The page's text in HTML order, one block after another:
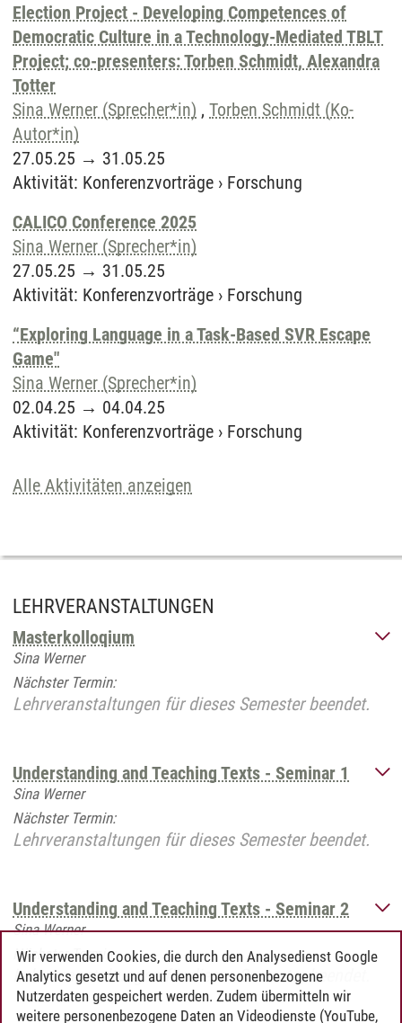
Election Project - Developing Competences of
Democratic Culture in a Technology-Mediated TBLT
Project; co-presenters: Torben Schmidt, Alexandra
Totter
Sina Werner (Sprecher*in) , Torben Schmidt (Ko-
Autor*in)
27.05.25 → 31.05.25
Aktivität: Konferenzvorträge › Forschung
CALICO Conference 2025
Sina Werner (Sprecher*in)
27.05.25 → 31.05.25
Aktivität: Konferenzvorträge › Forschung
“Exploring Language in a Task-Based SVR Escape
Game"
Sina Werner (Sprecher*in)
02.04.25 → 04.04.25
Aktivität: Konferenzvorträge › Forschung
Alle Aktivitäten anzeigen
LEHRVERANSTALTUNGEN
Masterkolloqium
Sina Werner
Nächster Termin:
Lehrveranstaltungen für dieses Semester beendet.
Understanding and Teaching Texts - Seminar 1
Sina Werner
Nächster Termin:
Lehrveranstaltungen für dieses Semester beendet.
Understanding and Teaching Texts - Seminar 2
Sina Werner
Nächster Termin:
Lehrveranstaltungen für dieses Semester beendet.
Wir verwenden Cookies, die durch den Analysedienst Google
Analytics gesetzt und auf denen personenbezogene
Nutzerdaten gespeichert werden. Zudem übermitteln wir
weitere personenbezogene Daten an Videodienste (YouTube,